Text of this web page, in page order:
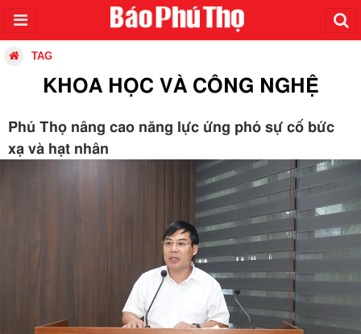
TAG
KHOA HỌC VÀ CÔNG NGHỆ
Phú Thọ nâng cao năng lực ứng phó sự cố bức
xạ và hạt nhân